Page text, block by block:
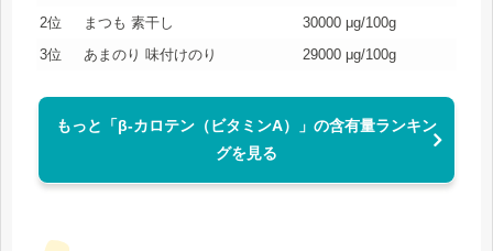
2位
まつも 素干し
30000 μg/100g
3位
あまのり 味付けのり 29000 μg/100g
もっと「β-カロテン（ビタミンA）」の含有量ランキン
グを見る